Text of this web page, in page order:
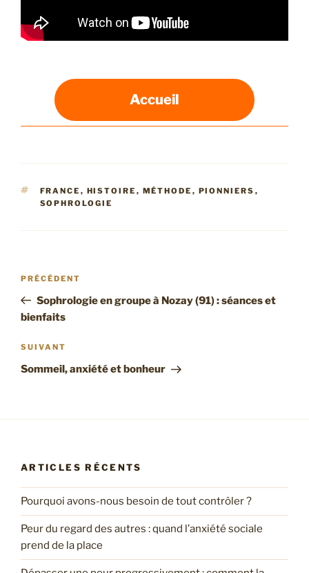
Accueil
ÉTIQUETTES
FRANCE , HISTOIRE , MÉTHODE , PIONNIERS ,
SOPHROLOGIE
Navigation
l’article
Article
précédent
PRÉCÉDENT
Sophrologie en groupe à Nozay (91) : séances et
bienfaits
Article
suivant
SUIVANT
Sommeil, anxiété et bonheur
ARTICLES RÉCENTS
Pourquoi avons-nous besoin de tout contrôler ?
Peur du regard des autres : quand l’anxiété sociale
prend de la place